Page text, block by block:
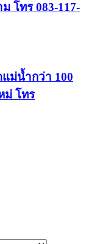
โทร 083-117-
ม่น้ำกว่า 100
ม่ โทร